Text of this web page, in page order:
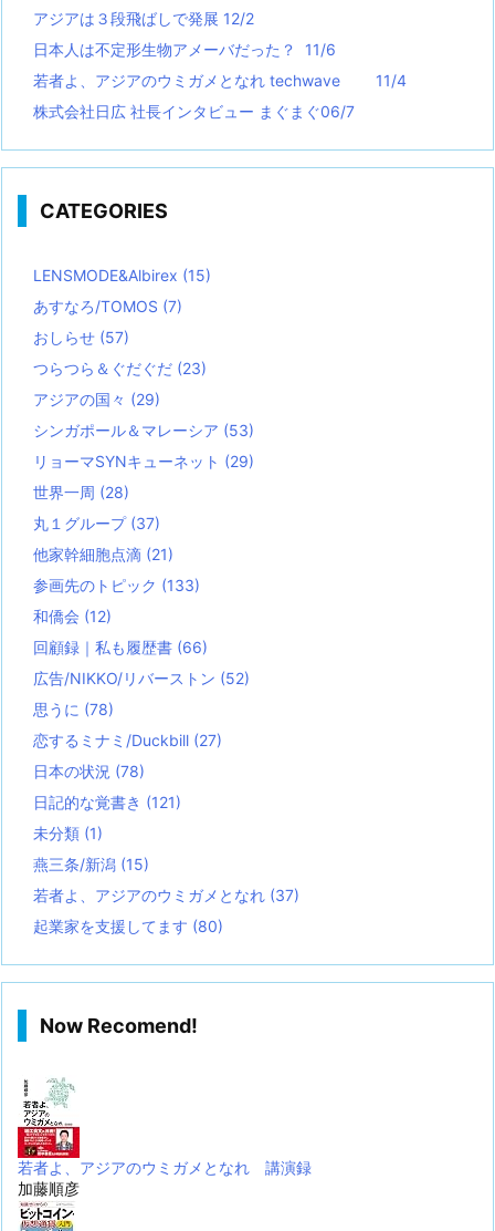
アジアは３段飛ばしで発展 12/2
日本人は不定形生物アメーバだった？ 11/6
若者よ、アジアのウミガメとなれ techwave
11/4
株式会社日広 社長インタビュー まぐまぐ06/7
CATEGORIES
LENSMODE&Albirex (15)
あすなろ/TOMOS (7)
おしらせ (57)
つらつら＆ぐだぐだ (23)
アジアの国々 (29)
シンガポール＆マレーシア (53)
リョーマSYNキューネット (29)
世界一周 (28)
丸１グループ (37)
他家幹細胞点滴 (21)
参画先のトピック (133)
和僑会 (12)
回顧録｜私も履歴書 (66)
広告/NIKKO/リバーストン (52)
思うに (78)
恋するミナミ/Duckbill (27)
日本の状況 (78)
日記的な覚書き (121)
未分類 (1)
燕三条/新潟 (15)
若者よ、アジアのウミガメとなれ (37)
起業家を支援してます (80)
Now Recomend!
若者よ、アジアのウミガメとなれ 講演録
加藤順彦